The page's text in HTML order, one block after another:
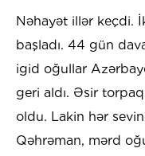
Nəhayət illər keçdi.
başladı. 44 gün
igid oğullar
geri aldı. Əsir
oldu. Lakin hər
Qəhrəman, mərd